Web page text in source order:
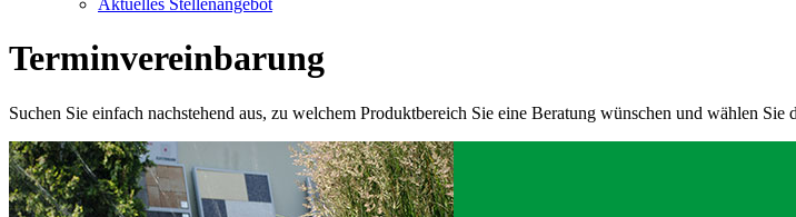
Aktuelles Stellenangebot
Terminvereinbarung
Suchen Sie einfach nachstehend aus, zu welchem Produktbereich Sie eine Beratung wünschen und wählen